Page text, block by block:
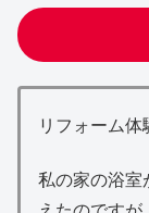
リフォーム体
私の家の浴室